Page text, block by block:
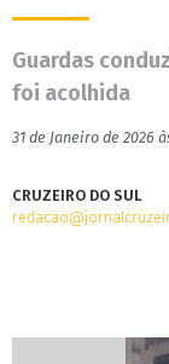
Guardas
foi acolhida
31 de Janeiro de 2026
CRUZEIRO DO SUL